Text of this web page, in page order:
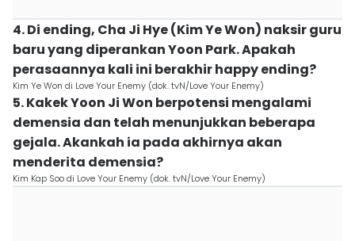
4. Di ending, Cha Ji Hye (Kim Ye Won) naksir guru
baru yang diperankan Yoon Park. Apakah
perasaannya kali ini berakhir happy ending?
Kim Ye Won di Love Your Enemy (dok. tvN/Love Your Enemy)
5. Kakek Yoon Ji Won berpotensi mengalami
demensia dan telah menunjukkan beberapa
gejala. Akankah ia pada akhirnya akan
menderita demensia?
Kim Kap Soo di Love Your Enemy (dok. tvN/Love Your Enemy)